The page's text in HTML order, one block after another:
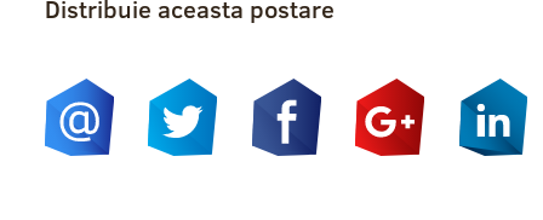
Distribuie aceasta postare